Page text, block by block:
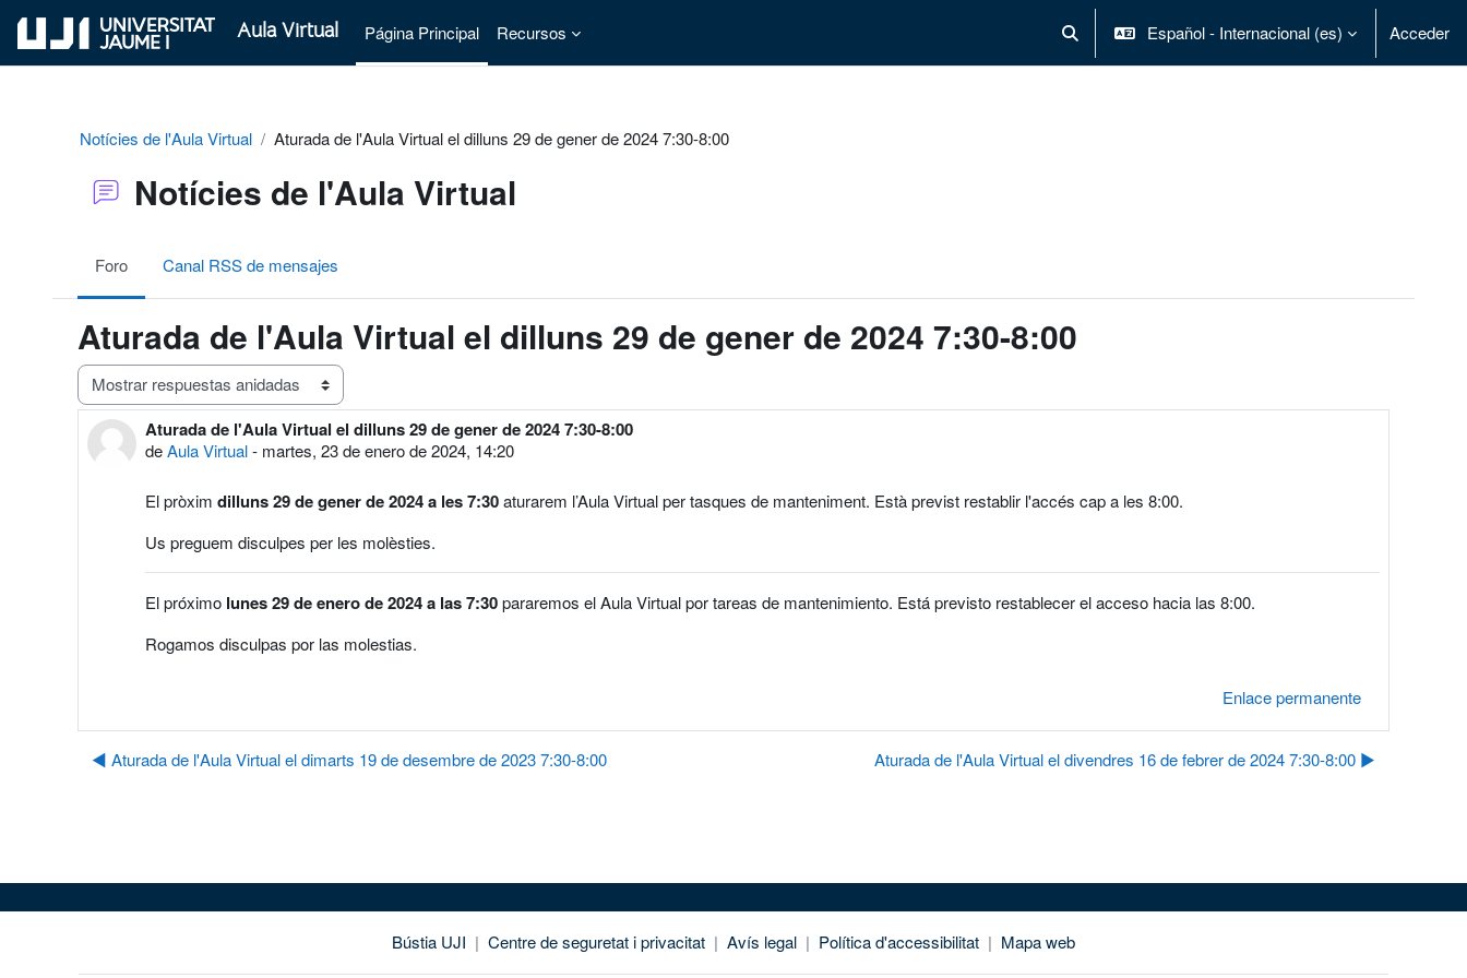
Aula Virtual Página Principal Recursos Selector de búsqueda de entrada
Español - Internacional ‎(es)‎ Acceder
Notícies de l'Aula Virtual Aturada de l'Aula Virtual el dilluns 29 de gener de 2024 7:30-8:00
Notícies de l'Aula Virtual
Foro Canal RSS de mensajes
Aturada de l'Aula Virtual el dilluns 29 de gener de 2024 7:30-8:00
Mostrar modo
Aturada de l'Aula Virtual el dilluns 29 de gener de 2024 7:30-8:00
deAula Virtual- martes, 23 de enero de 2024, 14:20
Número de respuestas: 0
El pròxim dilluns 29 de gener de 2024 a les 7:30aturarem l’Aula Virtual per tasques de manteniment. Està previst restablir l'accés cap a les 8:00.
Us preguem disculpes per les molèsties.
El próximo lunes 29 de enero de 2024 a las 7:30pararemos el Aula Virtual por tareas de mantenimiento. Está previsto restablecer el acceso hacia las 8:00.
Rogamos disculpas por las molestias.
Enlace permanente
◀︎ Aturada de l'Aula Virtual el dimarts 19 de desembre de 2023 7:30-8:00 Aturada de l'Aula Virtual el divendres 16 de febrer de 2024 7:30-8:00 ▶︎
Bústia UJI | Centre de seguretat i privacitat | Avís legal | Política d'accessibilitat | Mapa web